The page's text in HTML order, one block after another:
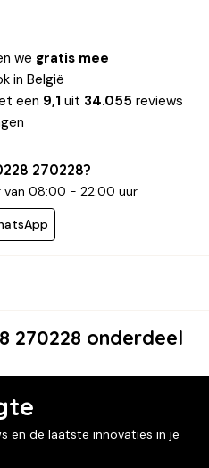
we gratis mee
in België
een 9,1 uit 34.055 reviews
270228?
van 08:00 - 22:00 uur
270228 onderdeel
en de laatste innovaties in je